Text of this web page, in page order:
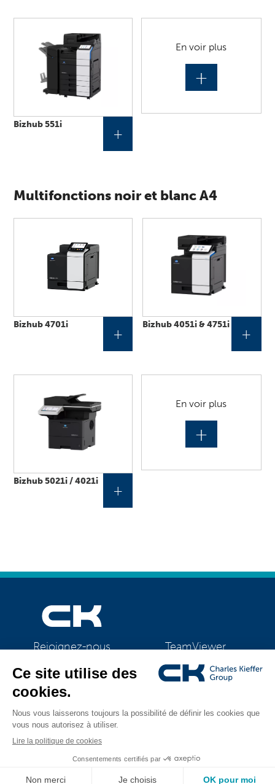
Bizhub 551i
+
En voir plus
+
Multifonctions noir et blanc A4
Bizhub 4701i
+
Bizhub 4051i & 4751i
+
Bizhub 5021i / 4021i
+
En voir plus
+
Rejoignez-nous TeamViewer
CK Support Mac / PC
©2026 CK Group
Tous droits réservés|Mentions légales
Politique de cookies|Gestion des cookies